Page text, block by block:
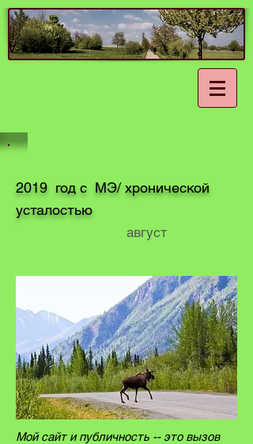
2019 год с МЭ/ хронической
усталостью
август
Мой сайт и публичность -- это вызов